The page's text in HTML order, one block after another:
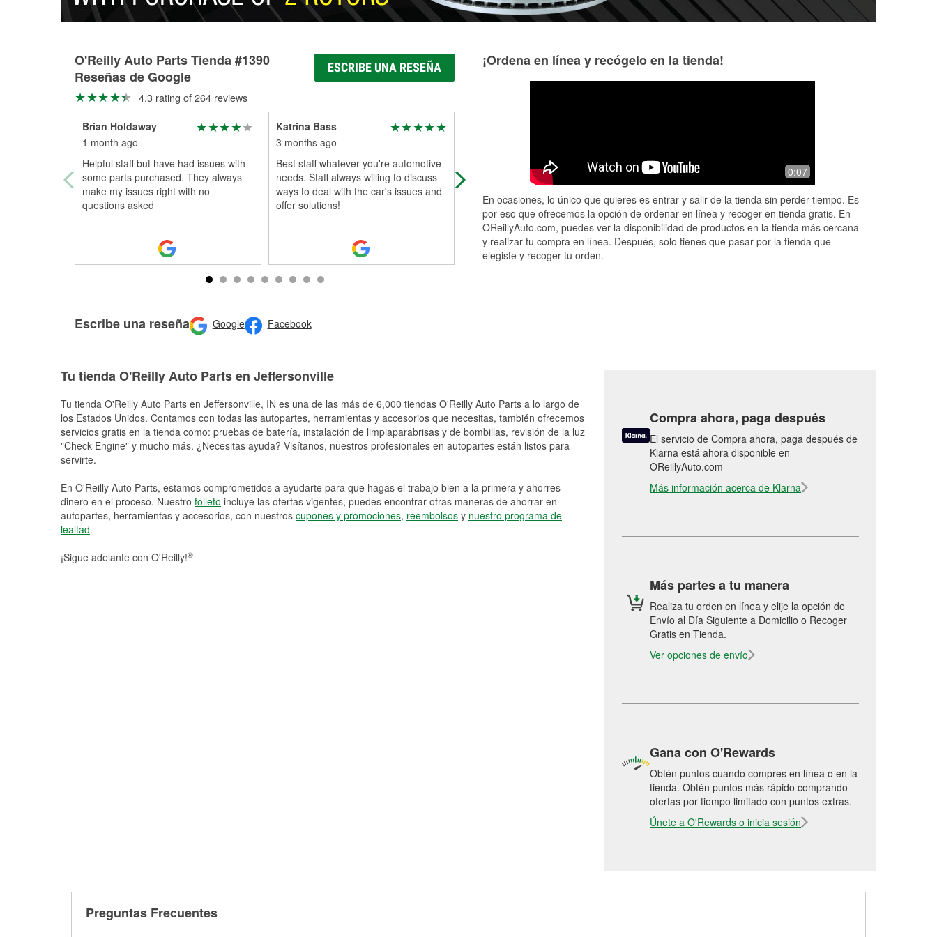
O'Reilly Auto Parts Tienda #1390
Reseñas de Google
ESCRIBE UNA RESEÑA
4.3 rating of 264 reviews
Brian Holdaway
1 month ago
Helpful staff but have had issues with
some parts purchased. They always
make my issues right with no
questions asked
Katrina Bass
3 months ago
Best staff whatever you're automotive
needs. Staff always willing to discuss
ways to deal with the car's issues and
offer solutions!
Right part first time!
Showed up to O’Reillys I needed
valves stems my battery checked oil
look at my tires. I only had two hours
of sle... Read More
he deserves.
Escribe una reseña Google Facebook
¡Ordena en línea y recógelo en la tienda!
0:07
En ocasiones, lo único que quieres es entrar y salir de la tienda sin perder tiempo. Es
por eso que ofrecemos la opción de ordenar en línea y recoger en tienda gratis. En
OReillyAuto.com, puedes ver la disponibilidad de productos en la tienda más cercana
y realizar tu compra en línea. Después, solo tienes que pasar por la tienda que
elegiste y recoger tu orden.
Tu tienda O'Reilly Auto Parts en Jeffersonville
Tu tienda O'Reilly Auto Parts en Jeffersonville, IN es una de las más de 6,000 tiendas O'Reilly Auto Parts a lo largo de
los Estados Unidos. Contamos con todas las autopartes, herramientas y accesorios que necesitas, también ofrecemos
servicios gratis en la tienda como: pruebas de batería, instalación de limpiaparabrisas y de bombillas, revisión de la luz
"Check Engine" y mucho más. ¿Necesitas ayuda? Visítanos, nuestros profesionales en autopartes están listos para
servirte.
En O'Reilly Auto Parts, estamos comprometidos a ayudarte para que hagas el trabajo bien a la primera y ahorres
dinero en el proceso. Nuestro folleto incluye las ofertas vigentes, puedes encontrar otras maneras de ahorrar en
autopartes, herramientas y accesorios, con nuestros cupones y promociones, reembolsos y nuestro programa de
lealtad.
¡Sigue adelante con O'Reilly!®
Compra ahora, paga después
El servicio de Compra ahora, paga después de
Klarna está ahora disponible en
OReillyAuto.com
Más información acerca de Klarna
Más partes a tu manera
Realiza tu orden en línea y elije la opción de
Envío al Día Siguiente a Domicilio o Recoger
Gratis en Tienda.
Ver opciones de envío
Gana con O'Rewards
Obtén puntos cuando compres en línea o en la
tienda. Obtén puntos más rápido comprando
ofertas por tiempo limitado con puntos extras.
Únete a O'Rewards o inicia sesión
Preguntas Frecuentes